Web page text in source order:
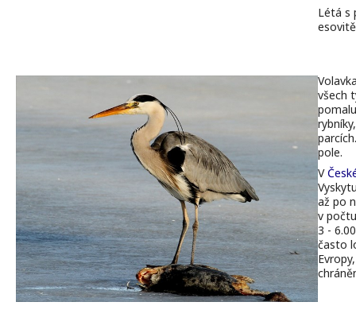
Létá s
esovitě
všech
pomalu
rybníky
parcích
pole.
V
až po
v počtu
3 -
často
Evropy